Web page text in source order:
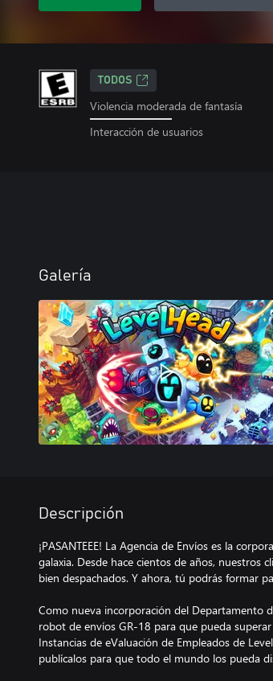
TODOS
Violencia moderada de fantasía
Interacción de usuarios
Galería
Descripción
¡PASANTEEE! La Agencia de Envíos es la
galaxia. Desde hace cientos de años, nuestros
bien despachados. Y ahora, tú podrás formar
Como nueva incorporación del Departamento
robot de envíos GR-18 para que pueda
Instancias de eValuación de Empleados de
publícalos para que todo el mundo los pueda